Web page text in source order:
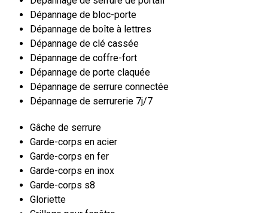
Dépannage de bloc-porte
Dépannage de boîte à lettres
Dépannage de clé cassée
Dépannage de coffre-fort
Dépannage de porte claquée
Dépannage de serrure connectée
Dépannage de serrurerie 7j/7
Gâche de serrure
Garde-corps en acier
Garde-corps en fer
Garde-corps en inox
Garde-corps s8
Gloriette